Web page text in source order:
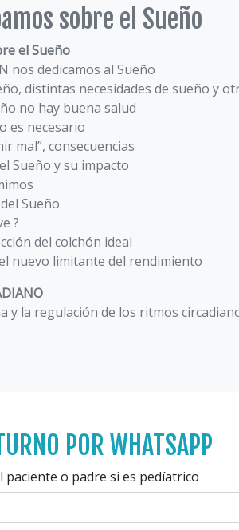
sobre el Sueño
el Sueño
nos dedicamos al Sueño
distintas necesidades de sueño y
no hay buena salud
es necesario
mal”, consecuencias
Sueño y su impacto
Sueño
?
del colchón ideal
nuevo limitante del rendimiento
y la regulación de los ritmos
POR WHATSAPP
paciente o padre si es pedíatrico